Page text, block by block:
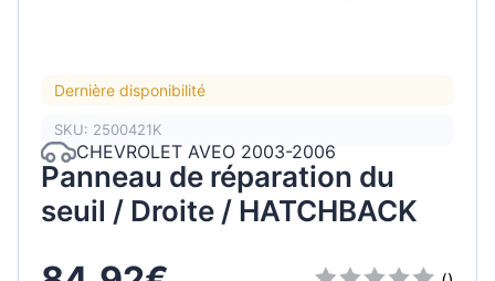
Dernière disponibilité
SKU: 2500421K
CHEVROLET AVEO 2003-2006
Panneau de réparation du
seuil / Droite / HATCHBACK